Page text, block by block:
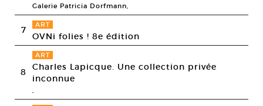
Galerie Patricia Dorfmann,
7 ART
OVNi folies ! 8e édition
8
ART
Charles Lapicque. Une collection privée
inconnue
,